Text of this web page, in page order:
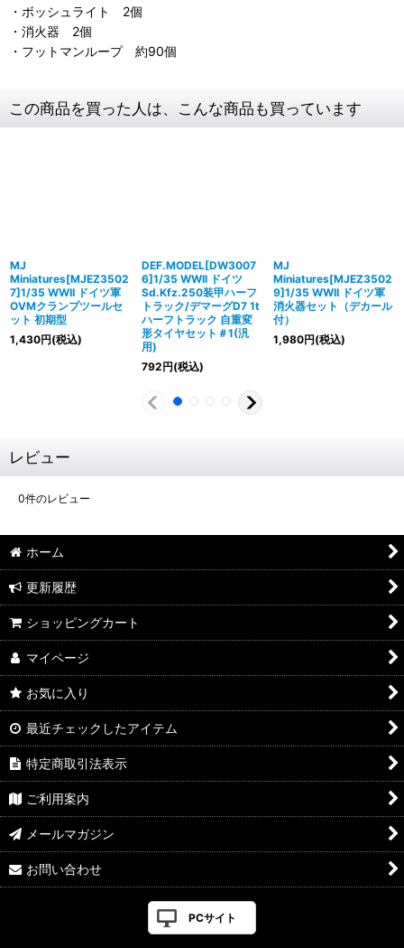
・ボッシュライト 2個
・消火器 2個
・フットマンループ 約90個
この商品を買った人は、こんな商品も買っています
MJ
Miniatures[MJEZ3502
7]1/35 WWII ドイツ軍
OVMクランプツールセ
ット 初期型
1,430円(税込)
DEF.MODEL[DW3007
6]1/35 WWII ドイツ
Sd.Kfz.250装甲ハーフ
トラック/デマーグD7 1t
ハーフトラック 自重変
形タイヤセット＃1(汎
用)
792円(税込)
MJ
Miniatures[MJEZ3502
9]1/35 WWII ドイツ軍
消火器セット（デカール
付）
1,980円(税込)
レビュー
0件のレビュー
ホーム
更新履歴
ショッピングカート
マイページ
お気に入り
最近チェックしたアイテム
特定商取引法表示
ご利用案内
メールマガジン
お問い合わせ
PCサイト